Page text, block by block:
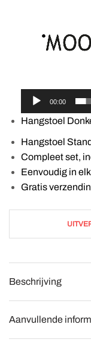
00:00
Hangstoel
Hangstoel
Compleet set,
Eenvoudig in
Gratis
Beschrijving
Aanvullende